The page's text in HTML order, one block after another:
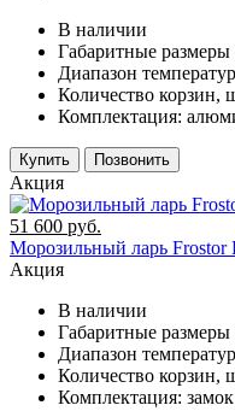
В наличии
Габаритные
Диапазон
Количество корзин,
Комплектация:
Купить Позвонить
Акция
51 600 руб.
Морозильный ларь Frostor
Акция
В наличии
Габаритные
Диапазон
Количество корзин,
Комплектация: